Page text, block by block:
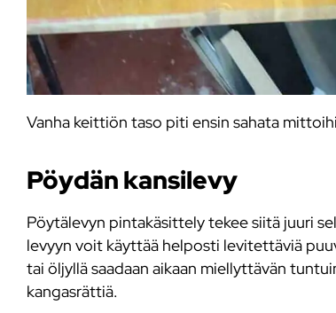
Vanha keittiön taso piti ensin sahata
Pöydän kansilevy
Pöytälevyn pintakäsittely tekee siitä juuri
levyyn voit käyttää helposti levitettäviä
tai öljyllä saadaan aikaan miellyttävän
kangasrättiä.